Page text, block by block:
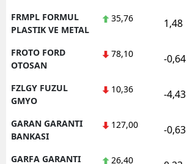
FRMPL FORMUL
PLASTIK VE METAL
35,76 1,48
FROTO FORD
OTOSAN
78,10 -0,64
FZLGY FUZUL
GMYO
10,36 -4,43
GARAN GARANTI
BANKASI
127,00 -0,63
GARFA GARANTI 26,40